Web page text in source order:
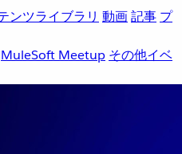
ンツライブラリ 動画記事 プ
MuleSoft Meetup その他イベ